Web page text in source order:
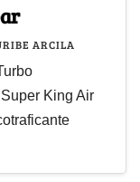
ARCILA
King Air